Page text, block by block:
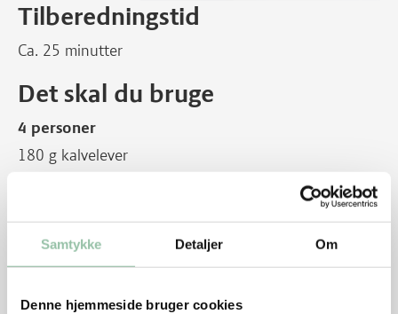
Samtykke Detaljer Om
Denne hjemmeside bruger cookies
Tilberedningstid
Ca. 25 minutter
Det skal du bruge
4 personer
180 g kalvelever
Sirup:
1 dl juleøl eller anden mørk øl